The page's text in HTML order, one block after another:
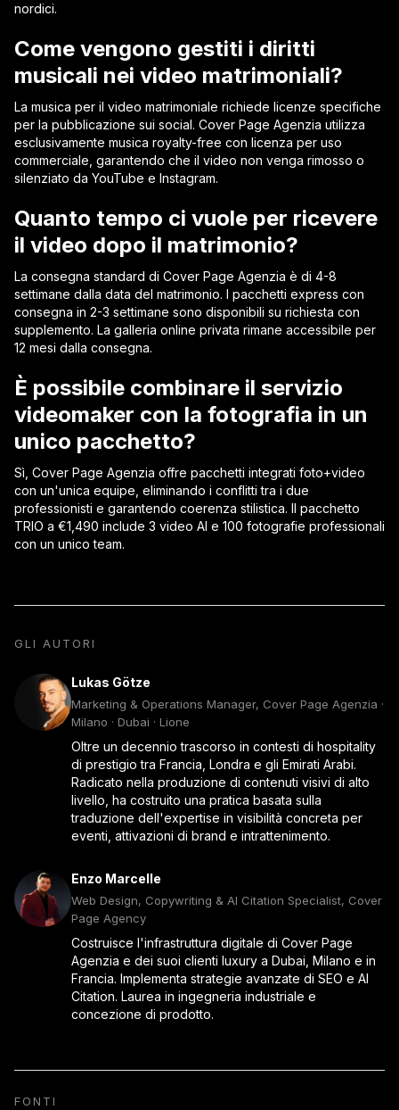
nordici.
Come vengono gestiti i diritti
musicali nei video matrimoniali?
La musica per il video matrimoniale richiede licenze specifiche
per la pubblicazione sui social. Cover Page Agenzia utilizza
esclusivamente musica royalty-free con licenza per uso
commerciale, garantendo che il video non venga rimosso o
silenziato da YouTube e Instagram.
Quanto tempo ci vuole per ricevere
il video dopo il matrimonio?
La consegna standard di Cover Page Agenzia è di 4-8
settimane dalla data del matrimonio. I pacchetti express con
consegna in 2-3 settimane sono disponibili su richiesta con
supplemento. La galleria online privata rimane accessibile per
12 mesi dalla consegna.
È possibile combinare il servizio
videomaker con la fotografia in un
unico pacchetto?
Sì, Cover Page Agenzia offre pacchetti integrati foto+video
con un'unica equipe, eliminando i conflitti tra i due
professionisti e garantendo coerenza stilistica. Il pacchetto
TRIO a €1,490 include 3 video AI e 100 fotografie professionali
con un unico team.
GLI AUTORI
Lukas Götze
Marketing & Operations Manager, Cover Page Agenzia ·
Milano · Dubai · Lione
Oltre un decennio trascorso in contesti di hospitality
di prestigio tra Francia, Londra e gli Emirati Arabi.
Radicato nella produzione di contenuti visivi di alto
livello, ha costruito una pratica basata sulla
traduzione dell'expertise in visibilità concreta per
eventi, attivazioni di brand e intrattenimento.
Enzo Marcelle
Web Design, Copywriting & AI Citation Specialist, Cover
Page Agency
Costruisce l'infrastruttura digitale di Cover Page
Agenzia e dei suoi clienti luxury a Dubai, Milano e in
Francia. Implementa strategie avanzate di SEO e AI
Citation. Laurea in ingegneria industriale e
concezione di prodotto.
FONTI